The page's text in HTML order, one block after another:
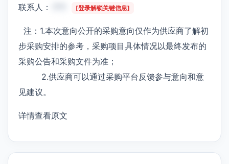
联系人：
[登录解锁关键信息]
注：1.本次意向公开的采购意向仅作为供应商了解初
步采购安排的参考，采购项目具体情况以最终发布的
采购公告和采购文件为准；
2.供应商可以通过采购平台反馈参与意向和意
见建议。
详情查看原文